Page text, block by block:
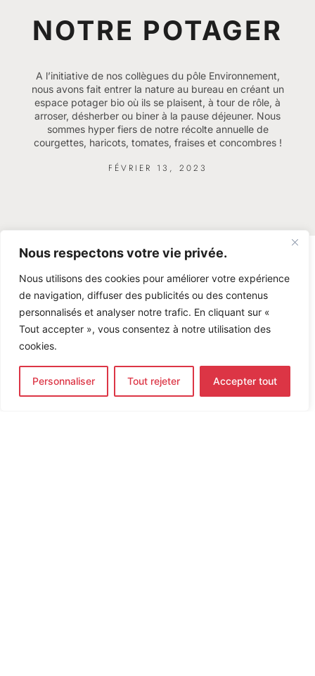
Nous respectons votre vie privée.
Nous utilisons des cookies pour améliorer votre expérience
de navigation, diffuser des publicités ou des contenus
personnalisés et analyser notre trafic. En cliquant sur «
Tout accepter », vous consentez à notre utilisation des
cookies.
Personnaliser Tout rejeter Accepter tout
NOTRE POTAGER
A l’initiative de nos collègues du pôle Environnement,
nous avons fait entrer la nature au bureau en créant un
espace potager bio où ils se plaisent, à tour de rôle, à
arroser, désherber ou biner à la pause déjeuner. Nous
sommes hyper fiers de notre récolte annuelle de
courgettes, haricots, tomates, fraises et concombres !
FÉVRIER 13, 2023